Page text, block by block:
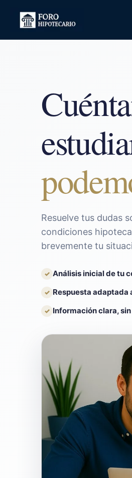
Resuelve tus dudas
condiciones
brevemente tu
✓ Análisis inicial de tu
✓ Respuesta
✓ Información clara,